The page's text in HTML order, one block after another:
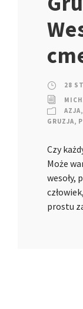
28
AZJA,
GRUZJA,
Czy
Może
wesoły,
prostu